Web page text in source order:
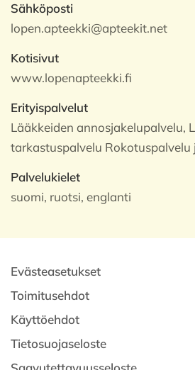
Sähköposti
lopen.apteekki@apteekit.net
Kotisivut
www.lopenapteekki.fi
Erityispalvelut
Lääkkeiden annosjakelupalvelu,
tarkastuspalvelu
Palvelukielet
suomi, ruotsi, englanti
Evästeasetukset
Toimitusehdot
Käyttöehdot
Tietosuojaseloste